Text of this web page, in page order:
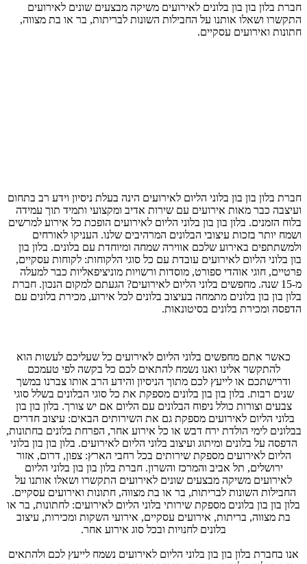
חברת בלון בון בון בלונים לאירועים משיקה מבצעים שונים לאירועים
התקשרו ושאלו אותנו על החבילות השונות לבריתות, בר או בת מצווה,
חתונות ואירועים עסקיים.
חברת בלון בון בון בלוני הליום לאירועים הינה בעלת ניסיון וידע רב בתחום
ועיצבה כבר מאות אירועים עם שירות אדיב ומקצועי ותמיד תוך עמידה
בלוח הזמנים. בלון בון בון בלוני הליום לאירועים הופכת כל אירוע למרשים
ושמח יותר בזכות עיצובי הבלונים המרהיבים שלנו. העניקו לאורחים
ולמשתתפים באירוע שלכם אווירה שמחה ומיוחדת עם בלונים. בלון בון
בון בלוני הליום לאירועים עובדת עם כל סוגי הלקוחות: לקוחות עסקיים,
פרטיים, חוגי אוהדי ספורט, מוסדות ורשויות מוניציפאליות כבר למעלה
מ-15 שנה. מחפשים בלוני הליום לאירועים? הגעתם למקום הנכון. חברת
בלון בון בון בלונים מתמחה בעיצוב בלונים לכל אירוע, מכירת בלונים עם
הדפסה ומכירת בלונים בסיטונאות.
כאשר אתם מחפשים בלוני הליום לאירועים כל שעליכם לעשות הוא
להתקשר אלינו ואנו נשמח להתאים לכם כל בקשה לפי טעמכם
ודרישתכם או לייעץ לכם מתוך הניסיון והידע הרב אותו צברנו במשך
שנים רבות. בלון בון בון בלונים מספקת את כל סוגי הבלונים בשלל סוגי
צבעים וצורות כולל ניפוח הבלונים עם הליום אם יש צורך. בלון בון בון
בלוני הליום לאירועים מספקת גם את השירותים הבאים: עיצוב חדרים
בבלונים לימי הולדת ירח דבש או כל אירוע אחר, הפרחת בלונים בחתונות,
הדפסה על בלונים ומיתוג ועיצוב בלוני הליום לאירועים. בלון בון בון בלוני
הליום לאירועים מספקת שירותים בכל רחבי הארץ: צפון, דרום, אזור
ירושלים, תל אביב והמרכז והשרון. חברת בלון בון בון בלוני הליום
לאירועים משיקה מבצעים שונים לאירועים התקשרו ושאלו אותנו על
החבילות השונות לבריתות, בר או בת מצווה, חתונות ואירועים עסקיים.
בלון בון בון בלונים מספקת שירותי בלוני הליום לאירועים: לחתונות, בר או
בת מצווה, בריתות, אירועים עסקיים, אירועי השקות ומכירות, עיצוב
בלונים לחנויות ובכל סוג אירוע אחר.
אנו בחברת בלון בון בון בלוני הליום לאירועים נשמח לייעץ לכם ולהתאים